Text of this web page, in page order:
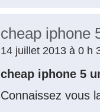
cheap iphone
14 juillet 2013 à 0 h
cheap iphone 5
Connaissez vous